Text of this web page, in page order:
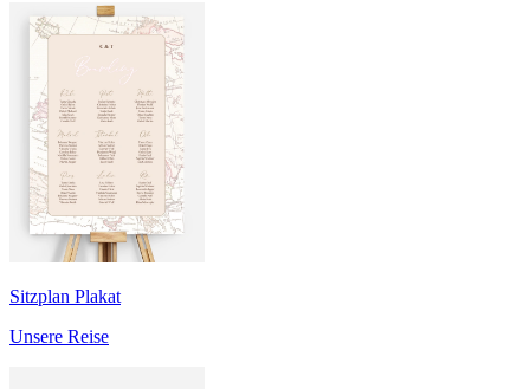
Sitzplan Plakat
Unsere Reise